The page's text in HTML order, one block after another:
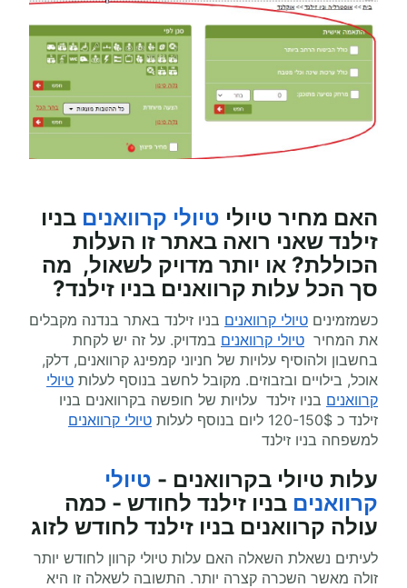
האם מחיר טיולי טיולי קרוואנים בניו
זילנד שאני רואה באתר זו העלות
הכוללת? או יותר מדויק לשאול, מה
סך הכל עלות קרוואנים בניו זילנד?
כשמזמינים טיולי קרוואנים בניו זילנד באתר בנדנה מקבלים
את המחיר טיולי קרוואנים במדויק. על זה יש לקחת
בחשבון ולהוסיף עלויות של חניוני קמפינג קרוואנים, דלק,
אוכל, בילויים ובזבוזים. מקובל לחשב בנוסף לעלות טיולי
קרוואנים בניו זילנד עלויות של חופשה בקרוואנים בניו
זילנד כ 120-150$ ליום בנוסף לעלות
טיולי קרוואנים
למשפחה בניו זילנד
עלות טיולי בקרוואנים - טיולי
קרוואנים בניו זילנד לחודש - כמה
עולה קרוואנים בניו זילנד לחודש לזוג
לעיתים נשאלת השאלה האם עלות טיולי קרוון לחודש יותר
זולה מאשר השכרה קצרה יותר. התשובה לשאלה זו היא